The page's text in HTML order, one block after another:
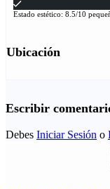
Estado estético: 8.5/10
Ubicación
Escribir
Debes Iniciar Sesión o